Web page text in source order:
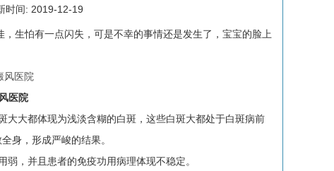
时间: 2019-12-19
生怕有一点闪失，可是不幸的事情还是发生了，宝宝的脸上
医院
大大都体现为浅淡含糊的白斑，这些白斑大都处于白斑病前
身，形成严峻的结果。
，并且患者的免疫功用病理体现不稳定。